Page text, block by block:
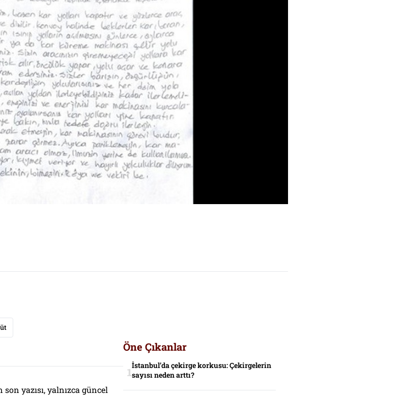
yazısı, yalnızca güncel
Öne Çıkanlar
İstanbul’da çekirge korkusu: Çekirgelerin
sayısı neden arttı?